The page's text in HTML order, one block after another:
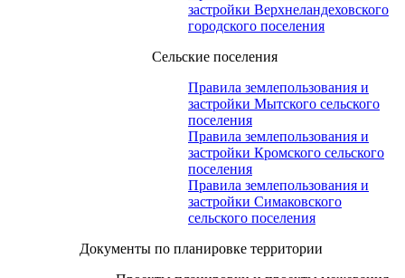
застройки Верхнеландеховского
городского поселения
Сельские поселения
Правила землепользования и
застройки Мытского сельского
поселения
Правила землепользования и
застройки Кромского сельского
поселения
Правила землепользования и
застройки Симаковского
сельского поселения
Документы по планировке территории